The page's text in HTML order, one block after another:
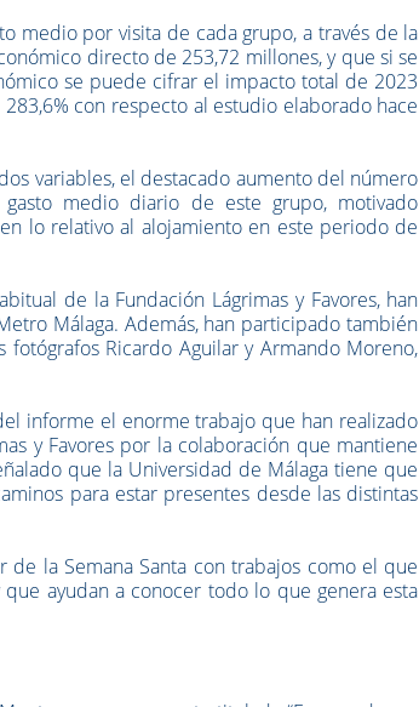
medio por visita de cada grupo, a través de la
directo de 253,72 millones, y que si se
se puede cifrar el impacto total de 2023
con respecto al estudio elaborado hace
variables, el destacado aumento del número
medio diario de este grupo, motivado
lo relativo al alojamiento en este periodo de
de la Fundación Lágrimas y Favores, han
Málaga. Además, han participado también
Ricardo Aguilar y Armando Moreno,
informe el enorme trabajo que han realizado
y Favores por la colaboración que mantiene
que la Universidad de Málaga tiene que
para estar presentes desde las distintas
la Semana Santa con trabajos como el que
ayudan a conocer todo lo que genera esta